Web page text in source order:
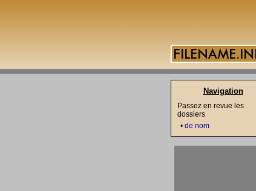
Navigation
Passez en revue les
dossiers
• de nom